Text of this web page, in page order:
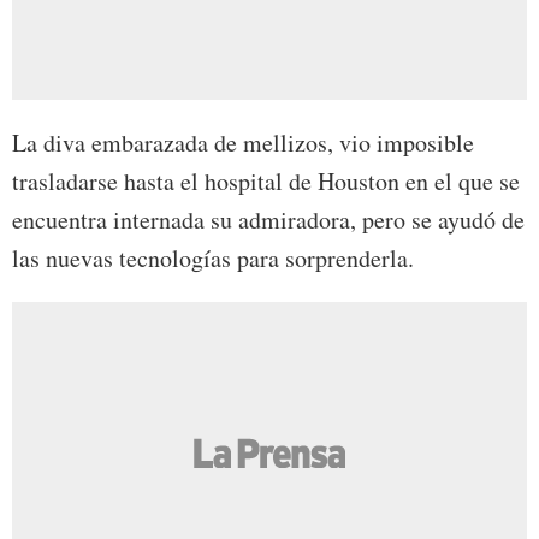
La diva embarazada de mellizos, vio imposible
trasladarse hasta el hospital de Houston en el que se
encuentra internada su admiradora, pero se ayudó de
las nuevas tecnologías para sorprenderla.